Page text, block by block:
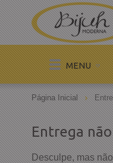
MENU
Página Inicial
Entrega
Desculpe, mas